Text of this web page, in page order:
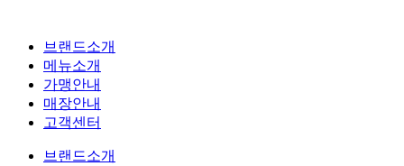
브랜드소개
메뉴소개
가맹안내
매장안내
고객센터
브랜드소개